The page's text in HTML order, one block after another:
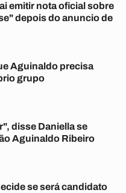
emitir nota oficial sobre
depois do anuncio de
Aguinaldo precisa
grupo
disse Daniella se
Aguinaldo Ribeiro
se será candidato